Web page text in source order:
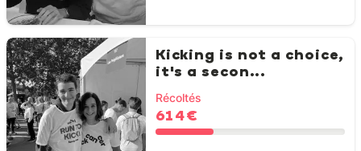
Kicking is not a choice,
it's a secon...
Récoltés
614 €